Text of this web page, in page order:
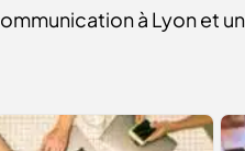
à Lyon et